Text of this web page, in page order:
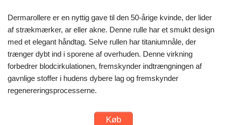
Dermarollere er en nyttig gave til den 50-årige kvinde, der lider
af strækmærker, ar eller akne. Denne rulle har et smukt design
med et elegant håndtag. Selve rullen har titaniumnåle, der
trænger dybt ind i sporene af overhuden. Denne virkning
forbedrer blodcirkulationen, fremskynder indtrængningen af
gavnlige stoffer i hudens dybere lag og fremskynder
regenereringsprocesserne.
Køb